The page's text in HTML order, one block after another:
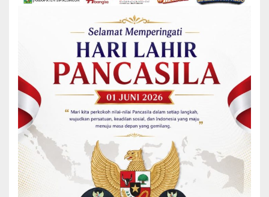
Simalungun.
“Saya akan tinggal di ibu kota Kabupaten Simalungun, Kecamatan
Raya, agar Raya ini bisa ramai,” ujar AKBP Marganda.
Selanjutnya AKBP Marganda Aritonang menyampaikan bahwa
pentingnya membangun kedekatan dengan masyarakat,
memperkuat patroli keamanan, serta mengoptimalkan program
kepolisian dalam rangka menjaga stabilitas dan kondusifitas di
wilayah Simalungun.
Bupati Simalungun, Anton Achmad Saragih dalam sambutannya
menekankan pentingnya pembangunan dan kemajuan ibu kota
Kabupaten Simalungun, Pematang Raya.
“Saya merasakan tinggal di rumah dinas di Raya, yang biasanya